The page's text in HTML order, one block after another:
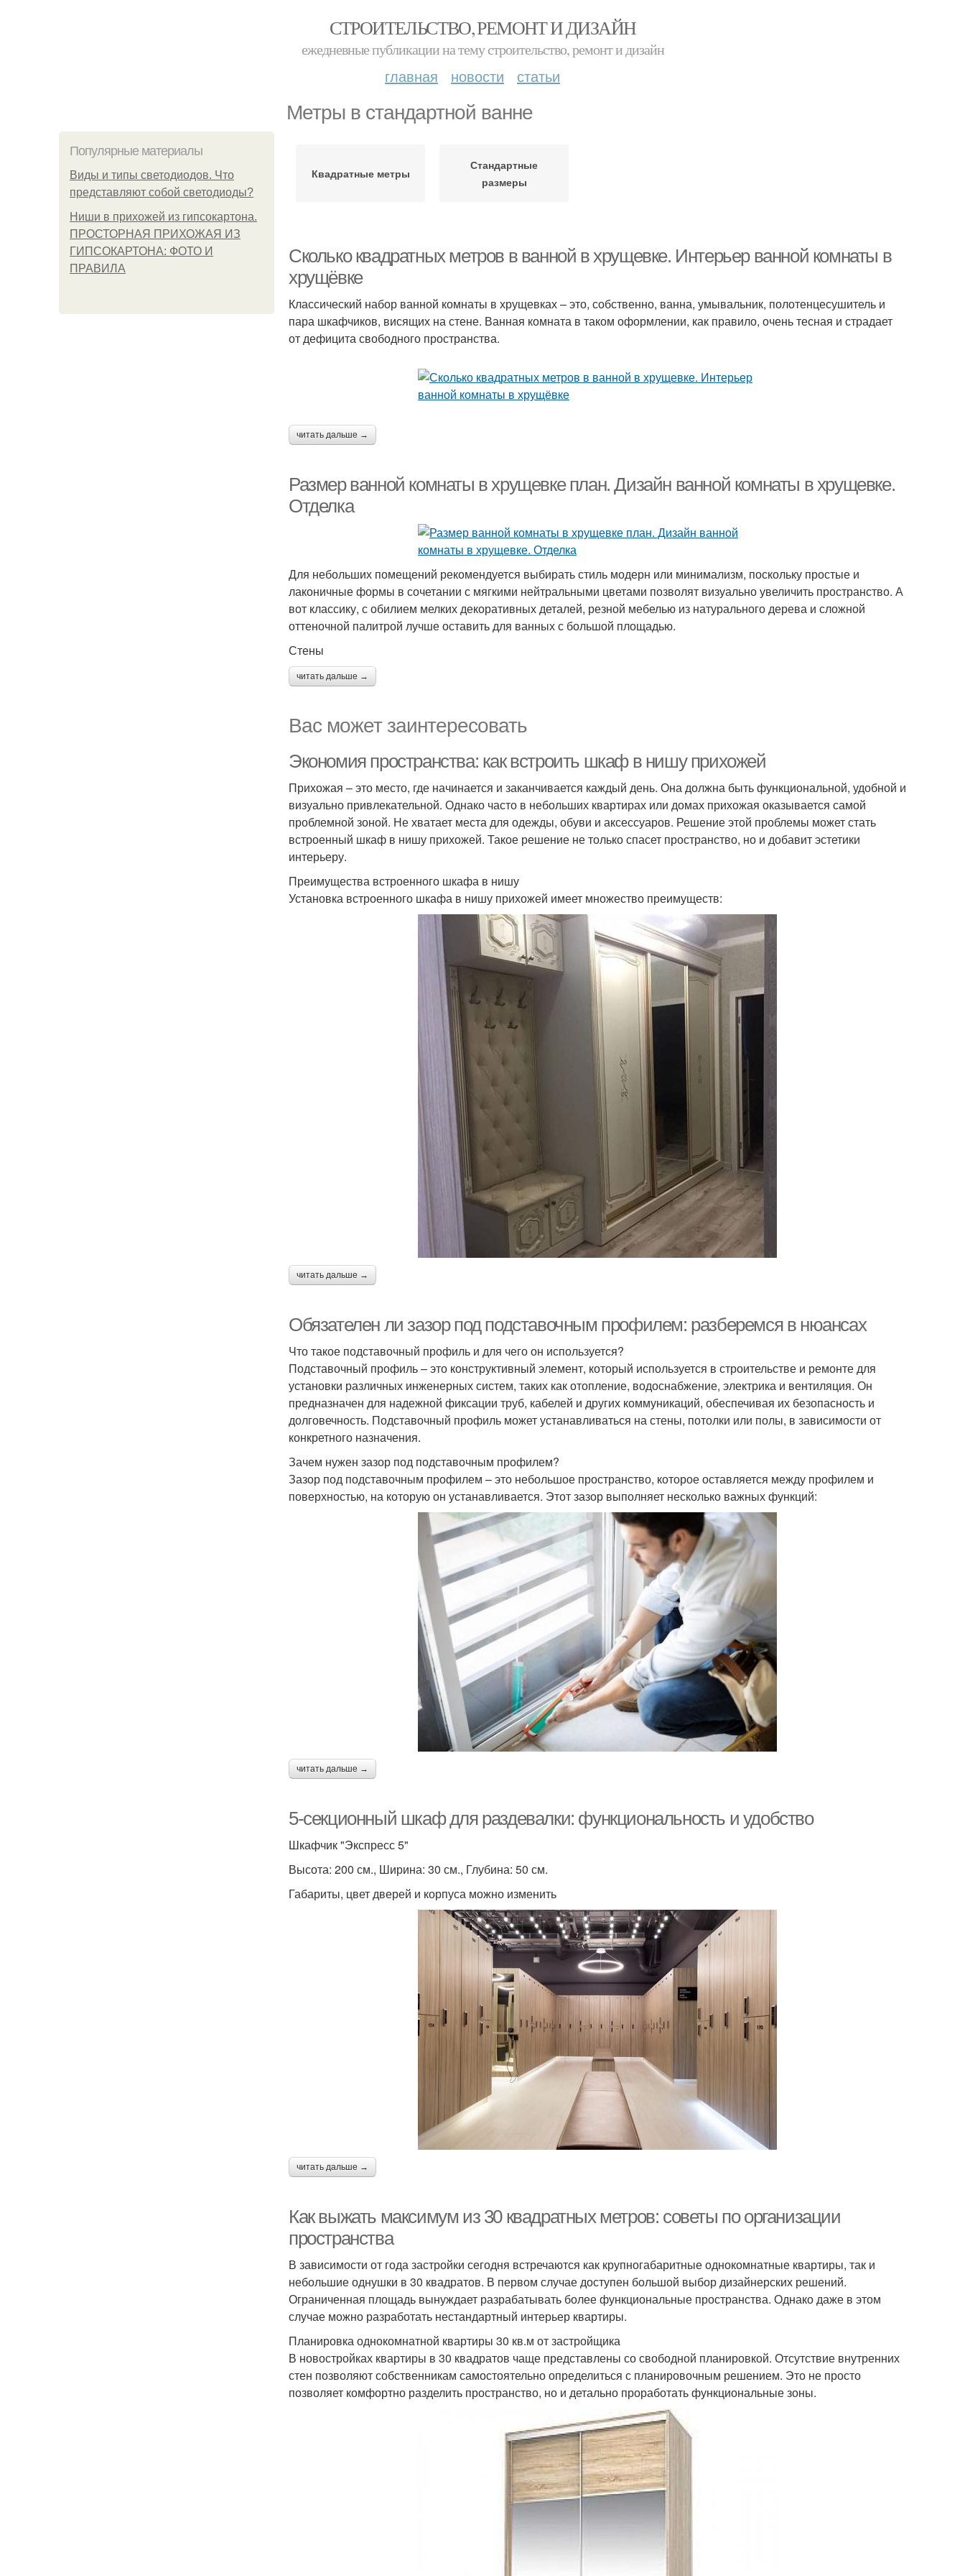
СТРОИТЕЛЬСТВО, РЕМОНТ И ДИЗАЙН
ежедневные публикации на тему строительство, ремонт и дизайн
главная новости статьи
Метры в стандартной ванне
Популярные материалы
Виды и типы светодиодов. Что
представляют собой светодиоды?
Ниши в прихожей из гипсокартона.
ПРОСТОРНАЯ ПРИХОЖАЯ ИЗ
ГИПСОКАРТОНА: ФОТО И
ПРАВИЛА
Квадратные метры
Стандартные
размеры
Сколько квадратных метров в ванной в хрущевке. Интерьер ванной комнаты в
хрущёвке
Классический набор ванной комнаты в хрущевках – это, собственно, ванна, умывальник, полотенцесушитель и
пара шкафчиков, висящих на стене. Ванная комната в таком оформлении, как правило, очень тесная и страдает
от дефицита свободного пространства.
читать дальше →
Размер ванной комнаты в хрущевке план. Дизайн ванной комнаты в хрущевке.
Отделка
Для небольших помещений рекомендуется выбирать стиль модерн или минимализм, поскольку простые и
лаконичные формы в сочетании с мягкими нейтральными цветами позволят визуально увеличить пространство. А
вот классику, с обилием мелких декоративных деталей, резной мебелью из натурального дерева и сложной
оттеночной палитрой лучше оставить для ванных с большой площадью.
Стены
читать дальше →
Вас может заинтересовать
Экономия пространства: как встроить шкаф в нишу прихожей
Прихожая – это место, где начинается и заканчивается каждый день. Она должна быть функциональной, удобной и
визуально привлекательной. Однако часто в небольших квартирах или домах прихожая оказывается самой
проблемной зоной. Не хватает места для одежды, обуви и аксессуаров. Решение этой проблемы может стать
встроенный шкаф в нишу прихожей. Такое решение не только спасет пространство, но и добавит эстетики
интерьеру.
Преимущества встроенного шкафа в нишу
Установка встроенного шкафа в нишу прихожей имеет множество преимуществ:
читать дальше →
Обязателен ли зазор под подставочным профилем: разберемся в нюансах
Что такое подставочный профиль и для чего он используется?
Подставочный профиль – это конструктивный элемент, который используется в строительстве и ремонте для
установки различных инженерных систем, таких как отопление, водоснабжение, электрика и вентиляция. Он
предназначен для надежной фиксации труб, кабелей и других коммуникаций, обеспечивая их безопасность и
долговечность. Подставочный профиль может устанавливаться на стены, потолки или полы, в зависимости от
конкретного назначения.
Зачем нужен зазор под подставочным профилем?
Зазор под подставочным профилем – это небольшое пространство, которое оставляется между профилем и
поверхностью, на которую он устанавливается. Этот зазор выполняет несколько важных функций:
читать дальше →
5-секционный шкаф для раздевалки: функциональность и удобство
Шкафчик "Экспресс 5"
Высота: 200 см., Ширина: 30 см., Глубина: 50 см.
Габариты, цвет дверей и корпуса можно изменить
читать дальше →
Как выжать максимум из 30 квадратных метров: советы по организации
пространства
В зависимости от года застройки сегодня встречаются как крупногабаритные однокомнатные квартиры, так и
небольшие однушки в 30 квадратов. В первом случае доступен большой выбор дизайнерских решений.
Ограниченная площадь вынуждает разрабатывать более функциональные пространства. Однако даже в этом
случае можно разработать нестандартный интерьер квартиры.
Планировка однокомнатной квартиры 30 кв.м от застройщика
В новостройках квартиры в 30 квадратов чаще представлены со свободной планировкой. Отсутствие внутренних
стен позволяют собственникам самостоятельно определиться с планировочным решением. Это не просто
позволяет комфортно разделить пространство, но и детально проработать функциональные зоны.